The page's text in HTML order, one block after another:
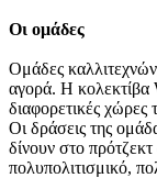
Οι ομάδες
Ομάδες
αγορά. Η
διαφορετικές χώρες
Οι δράσεις της
δίνουν στο
πολυπολιτισμικό,